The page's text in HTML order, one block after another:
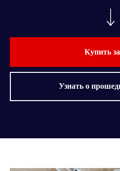
Купить
Узнать о